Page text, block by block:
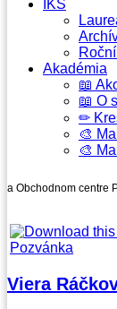
IKS
Akadémia
📖
📖 O
✏
🎨
🎨
a Obchodnom centre
Pozvánka
Viera